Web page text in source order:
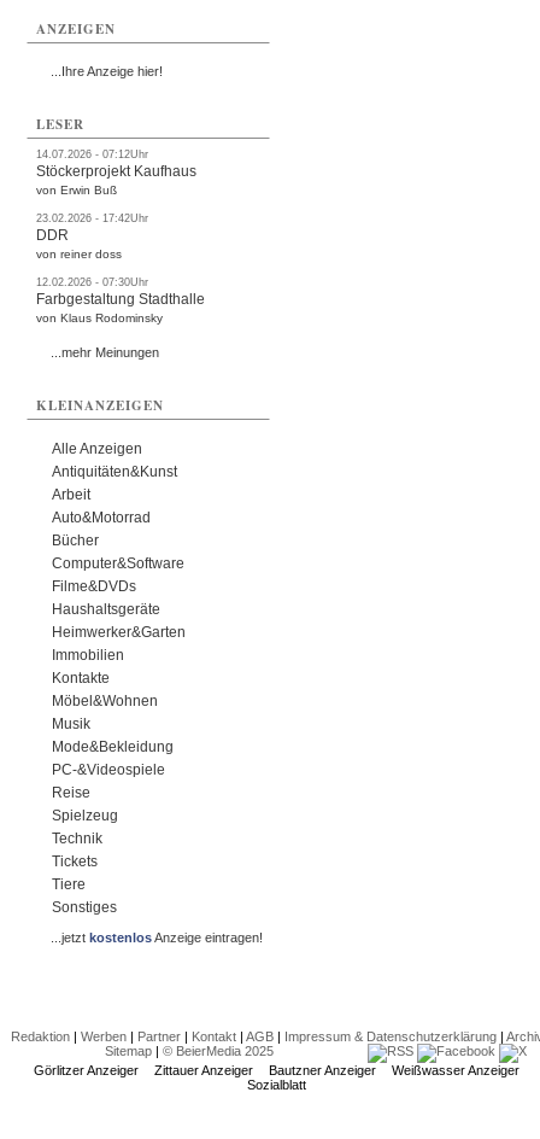
ANZEIGEN
...Ihre Anzeige hier!
LESER
14.07.2026 - 07:12Uhr
Stöckerprojekt Kaufhaus
von Erwin Buß
23.02.2026 - 17:42Uhr
DDR
von reiner doss
12.02.2026 - 07:30Uhr
Farbgestaltung Stadthalle
von Klaus Rodominsky
...mehr Meinungen
KLEINANZEIGEN
Alle Anzeigen
Antiquitäten&Kunst
Arbeit
Auto&Motorrad
Bücher
Computer&Software
Filme&DVDs
Haushaltsgeräte
Heimwerker&Garten
Immobilien
Kontakte
Möbel&Wohnen
Musik
Mode&Bekleidung
PC-&Videospiele
Reise
Spielzeug
Technik
Tickets
Tiere
Sonstiges
...jetztkostenlosAnzeige eintragen!
Redaktion| Werben| Partner| Kontakt| AGB| Impressum & Datenschutzerklärung|
Sitemap| © BeierMedia 2025
Görlitzer Anzeiger
Zittauer Anzeiger Bautzner Anzeiger
Weißwasser Anzeiger
Sozialblatt